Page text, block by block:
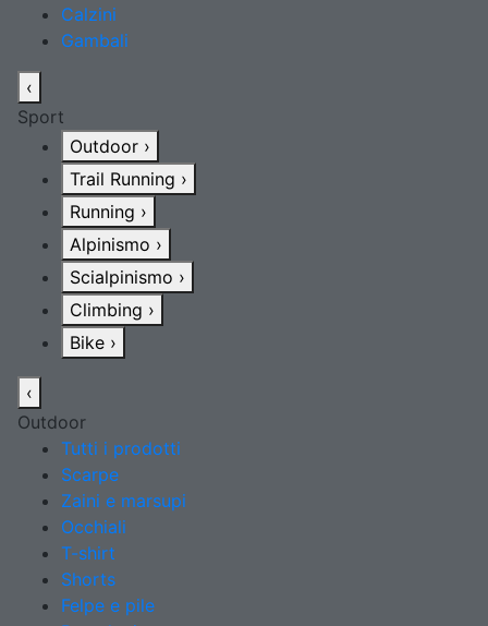
Calzini
Gambali
‹
Sport
Outdoor ›
Trail Running ›
Running ›
Alpinismo ›
Scialpinismo ›
Climbing ›
Bike ›
‹
Outdoor
Tutti i prodotti
Scarpe
Zaini e marsupi
Occhiali
T-shirt
Shorts
Felpe e pile